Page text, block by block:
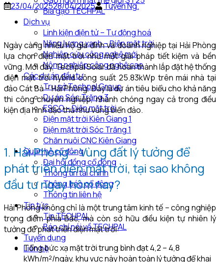
Bia gạo TECHPAL
Dịch vụ
Linh kiện điện tử – Tự động hoá
Năng lượng xanh – Điện mặt trời
Nghiên cứu công nghệ mới
Nông nghiệp công nghệ cao
Các dự án đầu tư
Trụ sở Techpal Group
Dự án Sóc Trăng 3
ESCO – Điện mặt trời
Điện mặt trời Kiên Giang 1
Điện mặt trời Sóc Trăng 1
Chăn nuôi CNC Kiên Giang
Quan hệ cổ đông
Đại hội đồng cổ đông
Thông tin tài chính
Thông báo cổ đông
Thông tin liên hệ
Tin tức
Tin TECHPAL
Báo chí nói về TECHPAL
Tuyển dụng
Liên hệ
23/04/202528/04/2025 Tuyển Ng.
Ngày càng nhiều hộ gia đình và doanh nghiệp tại Hải Phòng
lựa chọn điện mặt trời như một giải pháp tiết kiệm và bền
vững. Mới đây, Techpal Solar đã hoàn thành lắp đặt hệ thống
điện mặt trời hybrid công suất 25.83kWp trên mái nhà tại
đảo Cát Bà – Hải Phòng. Đây là dự án tiêu biểu cho khả năng
thi công chuyên nghiệp, nhanh chóng ngay cả trong điều
kiện địa hình đặc thù như vùng biển đảo.
1. Hải Phòng – Vùng đất lý tưởng để
phát triển điện mặt trời, tại sao không
đầu tư ngay hôm nay?
Hải Phòng không chỉ là một trung tâm kinh tế – công nghiệp
trọng điểm phía Bắc, mà còn sở hữu điều kiện tự nhiên lý
tưởng để phát triển điện mặt trời:
Tổng bức xạ mặt trời trung bình đạt 4,2 – 4,8
kWh/m²/ngày, khu vực này hoàn toàn lý tưởng để khai